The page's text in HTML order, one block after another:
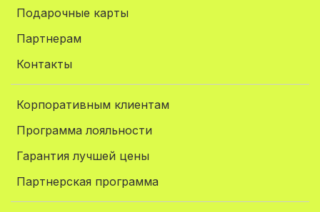
Подарочные карты
Партнерам
Контакты
Корпоративным клиентам
Программа лояльности
Гарантия лучшей цены
Партнерская программа